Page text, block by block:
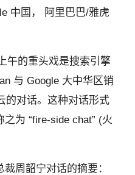
中国， 阿里巴巴/雅虎
午的重头戏是搜索引擎
与 Google 大中华区销
的对话。这种对话形式
为 “fire-side chat” (火
周韶宁对话的摘要：